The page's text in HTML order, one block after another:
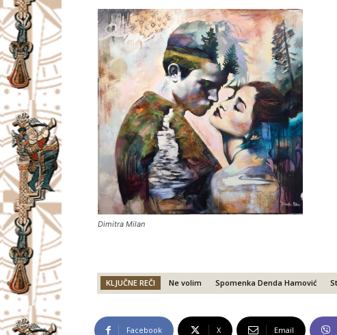
Dimitra Milan
KLJUČNE REČI Ne volim Spomenka Denda Hamović
Facebook X Email